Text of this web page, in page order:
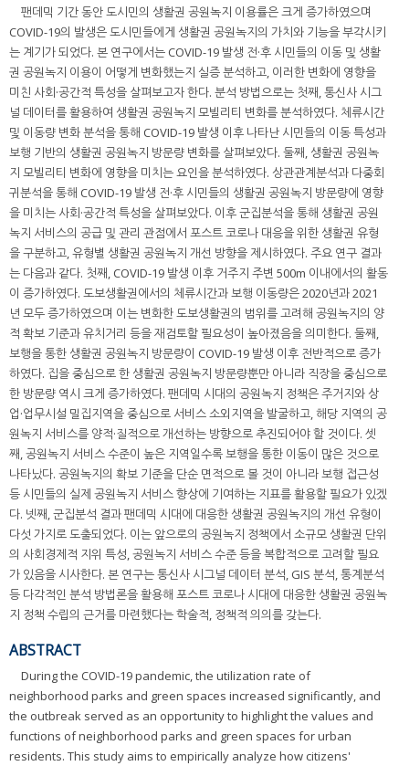
팬데믹 기간 동안 도시민의 생활권 공원녹지 이용률은 크게 증가하였으며
COVID-19의 발생은 도시민들에게 생활권 공원녹지의 가치와 기능을 부각시키
는 계기가 되었다. 본 연구에서는 COVID-19 발생 전·후 시민들의 이동 및 생활
권 공원녹지 이용이 어떻게 변화했는지 실증 분석하고, 이러한 변화에 영향을
미친 사회·공간적 특성을 살펴보고자 한다. 분석 방법으로는 첫째, 통신사 시그
널 데이터를 활용하여 생활권 공원녹지 모빌리티 변화를 분석하였다. 체류시간
및 이동량 변화 분석을 통해 COVID-19 발생 이후 나타난 시민들의 이동 특성과
보행 기반의 생활권 공원녹지 방문량 변화를 살펴보았다. 둘째, 생활권 공원녹
지 모빌리티 변화에 영향을 미치는 요인을 분석하였다. 상관관계분석과 다중회
귀분석을 통해 COVID-19 발생 전·후 시민들의 생활권 공원녹지 방문량에 영향
을 미치는 사회·공간적 특성을 살펴보았다. 이후 군집분석을 통해 생활권 공원
녹지 서비스의 공급 및 관리 관점에서 포스트 코로나 대응을 위한 생활권 유형
을 구분하고, 유형별 생활권 공원녹지 개선 방향을 제시하였다. 주요 연구 결과
는 다음과 같다. 첫째, COVID-19 발생 이후 거주지 주변 500m 이내에서의 활동
이 증가하였다. 도보생활권에서의 체류시간과 보행 이동량은 2020년과 2021
년 모두 증가하였으며 이는 변화한 도보생활권의 범위를 고려해 공원녹지의 양
적 확보 기준과 유치거리 등을 재검토할 필요성이 높아졌음을 의미한다. 둘째,
보행을 통한 생활권 공원녹지 방문량이 COVID-19 발생 이후 전반적으로 증가
하였다. 집을 중심으로 한 생활권 공원녹지 방문량뿐만 아니라 직장을 중심으로
한 방문량 역시 크게 증가하였다. 팬데믹 시대의 공원녹지 정책은 주거지와 상
업·업무시설 밀집지역을 중심으로 서비스 소외지역을 발굴하고, 해당 지역의 공
원녹지 서비스를 양적·질적으로 개선하는 방향으로 추진되어야 할 것이다. 셋
째, 공원녹지 서비스 수준이 높은 지역일수록 보행을 통한 이동이 많은 것으로
나타났다. 공원녹지의 확보 기준을 단순 면적으로 볼 것이 아니라 보행 접근성
등 시민들의 실제 공원녹지 서비스 향상에 기여하는 지표를 활용할 필요가 있겠
다. 넷째, 군집분석 결과 팬데믹 시대에 대응한 생활권 공원녹지의 개선 유형이
다섯 가지로 도출되었다. 이는 앞으로의 공원녹지 정책에서 소규모 생활권 단위
의 사회경제적 지위 특성, 공원녹지 서비스 수준 등을 복합적으로 고려할 필요
가 있음을 시사한다. 본 연구는 통신사 시그널 데이터 분석, GIS 분석, 통계분석
등 다각적인 분석 방법론을 활용해 포스트 코로나 시대에 대응한 생활권 공원녹
지 정책 수립의 근거를 마련했다는 학술적, 정책적 의의를 갖는다.
ABSTRACT
During the COVID-19 pandemic, the utilization rate of
neighborhood parks and green spaces increased significantly, and
the outbreak served as an opportunity to highlight the values and
functions of neighborhood parks and green spaces for urban
residents. This study aims to empirically analyze how citizens'